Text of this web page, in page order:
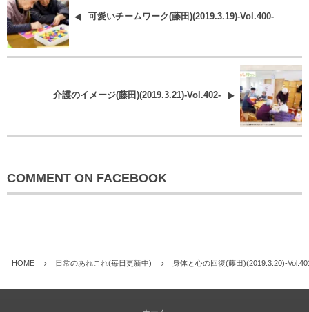
可愛いチームワーク(藤田)(2019.3.19)-Vol.400-
介護のイメージ(藤田)(2019.3.21)-Vol.402-
COMMENT ON FACEBOOK
HOME 日常のあれこれ(毎日更新中) 身体と心の回復(藤田)(2019.3.20)-